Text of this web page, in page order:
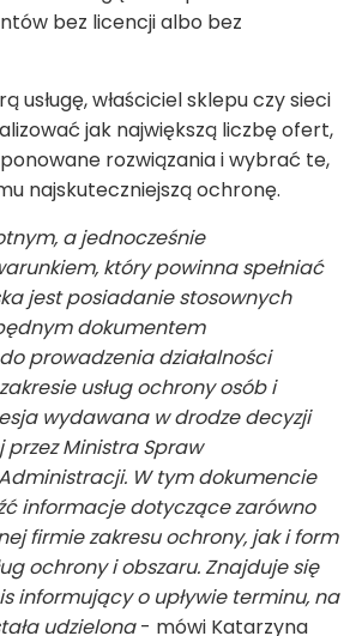
bez licencji albo bez
usługę, właściciel sklepu czy sieci
jak największą liczbę ofert,
rozwiązania i wybrać te,
najskuteczniejszą ochronę.
a jednocześnie
który powinna spełniać
jest posiadanie stosownych
dokumentem
prowadzenia działalności
usług ochrony osób i
wydawana w drodze decyzji
Ministra Spraw
W tym dokumencie
informacje dotyczące zarówno
firmie zakresu ochrony, jak i form
ochrony i obszaru. Znajduje się
informujący o upływie terminu, na
udzielona- mówi Katarzyna